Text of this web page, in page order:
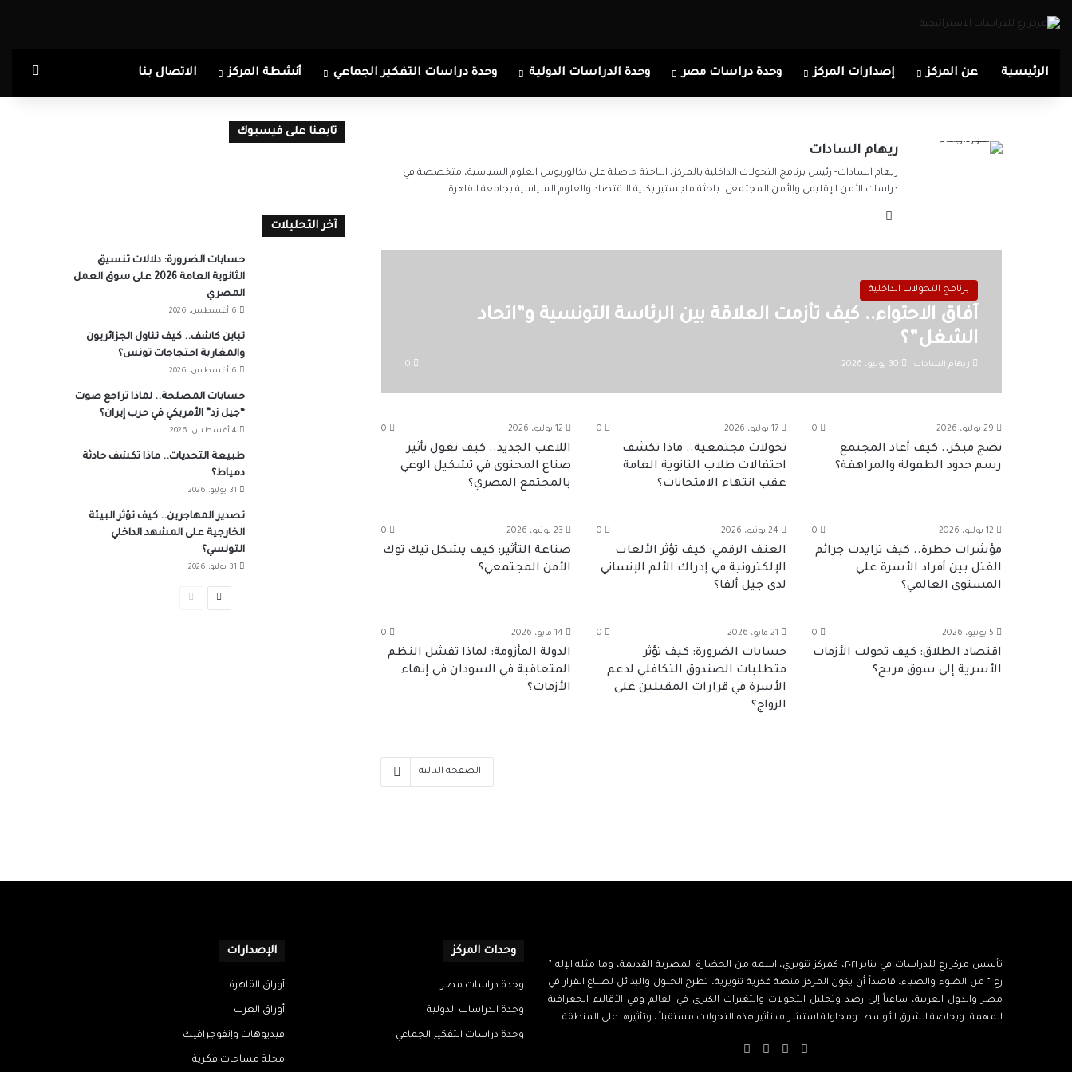
الرئيسية عن المركز إصدارات المركز وحدة دراسات مصر وحدة الدراسات الدولية وحدة دراسات التفكير الجماعي أنشطة المركز الاتصال بنا
ريهام السادات
ريهام السادات- رئيس برنامج التحولات الداخلية بالمركز، الباحثة حاصلة على بكالوريوس العلوم السياسية، متخصصة في
دراسات الأمن الإقليمي والأمن المجتمعي، باحثة ماجستير بكلية الاقتصاد والعلوم السياسية بجامعة القاهرة.
برنامج التحولات الداخلية
آفاق الاحتواء.. كيف تأزمت العلاقة بين الرئاسة التونسية و”اتحاد
الشغل”؟
ريهام السادات 30 يوليو، 2026 0
29 يوليو، 2026 0
نضج مبكر.. كيف أعاد المجتمع
رسم حدود الطفولة والمراهقة؟
17 يوليو، 2026 0
تحولات مجتمعية.. ماذا تكشف
احتفالات طلاب الثانوية العامة
عقب انتهاء الامتحانات؟
12 يوليو، 2026 0
اللاعب الجديد.. كيف تغول تأثير
صناع المحتوى في تشكيل الوعي
بالمجتمع المصري؟
12 يوليو، 2026 0
مؤشرات خطرة.. كيف تزايدت جرائم
القتل بين أفراد الأسرة علي
المستوى العالمي؟
24 يونيو، 2026 0
العنف الرقمي: كيف تؤثر الألعاب
الإلكترونية في إدراك الألم الإنساني
لدى جيل ألفا؟
23 يونيو، 2026 0
صناعة التأثير: كيف يشكل تيك توك
الأمن المجتمعي؟
5 يونيو، 2026 0
اقتصاد الطلاق: كيف تحولت الأزمات
الأسرية إلي سوق مربح؟
21 مايو، 2026 0
حسابات الضرورة: كيف تؤثر
متطلبات الصندوق التكافلي لدعم
الأسرة في قرارات المقبلين على
الزواج؟
14 مايو، 2026 0
الدولة المأزومة: لماذا تفشل النظم
المتعاقبة في السودان في إنهاء
الأزمات؟
الصفحة التالية
تابعنا على فيسبوك
آخر التحليلات
حسابات الضرورة: دلالات تنسيق
الثانوية العامة 2026 على سوق العمل
المصري
6 أغسطس، 2026
تباين كاشف.. كيف تناول الجزائريون
والمغاربة احتجاجات تونس؟
6 أغسطس، 2026
حسابات المصلحة.. لماذا تراجع صوت
“جيل زد” الأمريكي في حرب إيران؟
4 أغسطس، 2026
طبيعة التحديات.. ماذا تكشف حادثة
دمياط؟
31 يوليو، 2026
تصدير المهاجرين.. كيف تؤثر البيئة
الخارجية على المشهد الداخلي
التونسي؟
31 يوليو، 2026
الصفحة الصفحة
تأسس مركز رع للدراسات في يناير ٢٠٢١، كمركز تنويري، اسمه من الحضارة المصرية القديمة، وما مثله الإله ”
رع ” من الضوء والضياء، قاصداً أن يكون المركز منصة فكرية تنويرية، تطرح الحلول والبدائل لصناع القرار في
مصر والدول العربية، ساعياً إلى رصد وتحليل التحولات والتغيرات الكبرى في العالم وفي الأقاليم الجغرافية
المهمة، وبخاصة الشرق الأوسط، ومحاولة استشراف تأثير هذه التحولات مستقبلاً، وتأثيرها على المنطقة.
فيسبوك
‫X
‫YouTube
وحدات المركز
وحدة دراسات مصر
وحدة الدراسات الدولية
وحدة دراسات التفكير الجماعي
الإصدارات
أوراق القاهرة
أوراق العرب
فيديوهات وإنفوجرافيك
مجلة مساحات فكرية